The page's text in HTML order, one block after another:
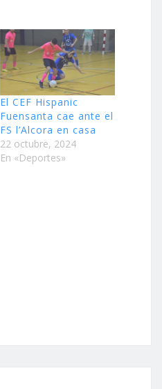
El CEF Hispanic
Fuensanta cae ante el
FS l’Alcora en casa
22 octubre, 2024
En «Deportes»